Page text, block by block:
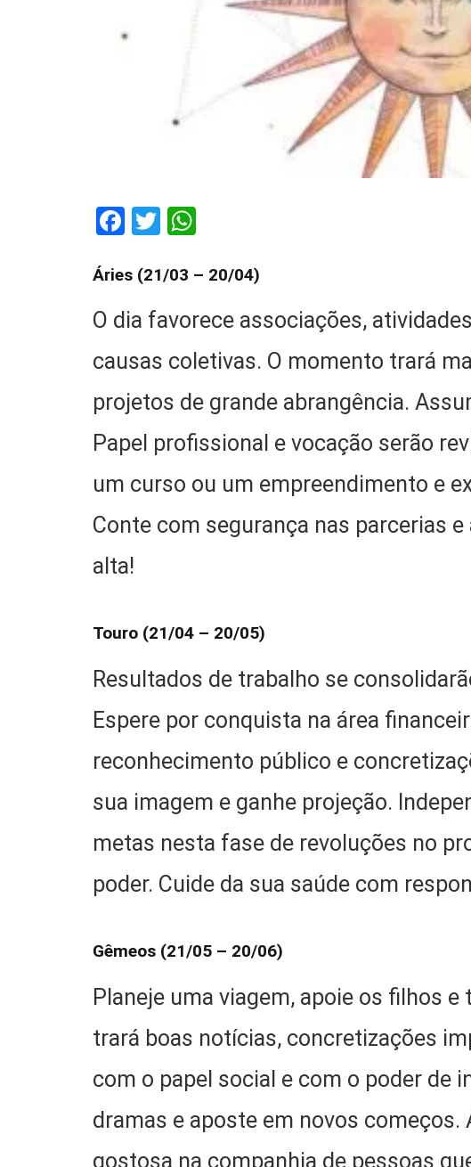
Facebook
Twitter
Áries (21/03 – 20/04)
O dia favorece associações,
causas coletivas. O momento trará
projetos de grande abrangência.
Papel profissional e vocação serão
um curso ou um empreendimento e
Conte com segurança nas parcerias
alta!
Touro (21/04 – 20/05)
Resultados de trabalho se
Espere por conquista na área
reconhecimento público e
sua imagem e ganhe projeção.
metas nesta fase de revoluções no
poder. Cuide da sua saúde com
Gêmeos (21/05 – 20/06)
Planeje uma viagem, apoie os filhos
trará boas notícias, concretizações
com o papel social e com o poder de
dramas e aposte em novos começos.
gostosa na companhia de pessoas